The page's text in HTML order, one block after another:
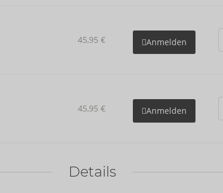
45,95 € Anmelden
45,95 € Anmelden
Details